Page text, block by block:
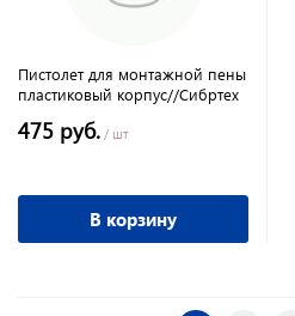
Пистолет для монтажной пены
пластиковый корпус//Сибртех
475 руб. / шт
В корзину